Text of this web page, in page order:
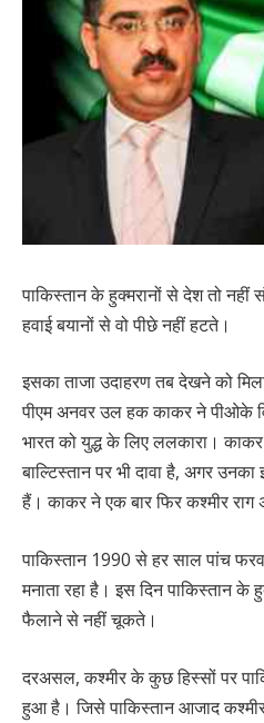
पाकिस्तान के हुक्मरानों से देश तो
हवाई बयानों से वो पीछे नहीं हटते।
इसका ताजा उदाहरण तब देखने को
पीएम अनवर उल हक काकर ने पीओके
भारत को युद्ध के लिए ललकारा।
बाल्टिस्तान पर भी दावा है, अगर उनका
हैं। काकर ने एक बार फिर कश्मीर राग
पाकिस्तान 1990 से हर साल पांच
मनाता रहा है। इस दिन पाकिस्तान के
फैलाने से नहीं चूकते।
दरअसल, कश्मीर के कुछ हिस्सों पर
हुआ है। जिसे पाकिस्तान आजाद